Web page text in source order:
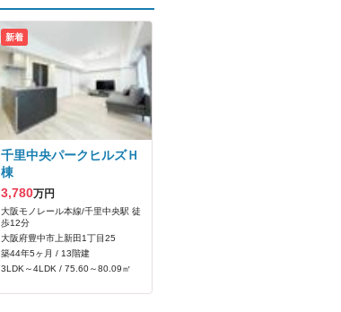
新着
千里中央パークヒルズＨ
棟
3,780万円
大阪モノレール本線/千里中央駅 徒
歩12分
大阪府豊中市上新田1丁目25
築44年5ヶ月 / 13階建
3LDK～4LDK / 75.60～80.09㎡